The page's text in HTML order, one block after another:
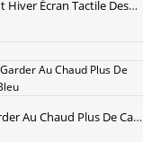
Gant Femme Plus Épais Cinq Doigts Étudiant Hiver Écran Tactile Dessin Animé Bleu
Gant Femme De Plein Air Hiver Étudiant Garder Au Chaud Plus De Cachemire Cyclisme Bleu